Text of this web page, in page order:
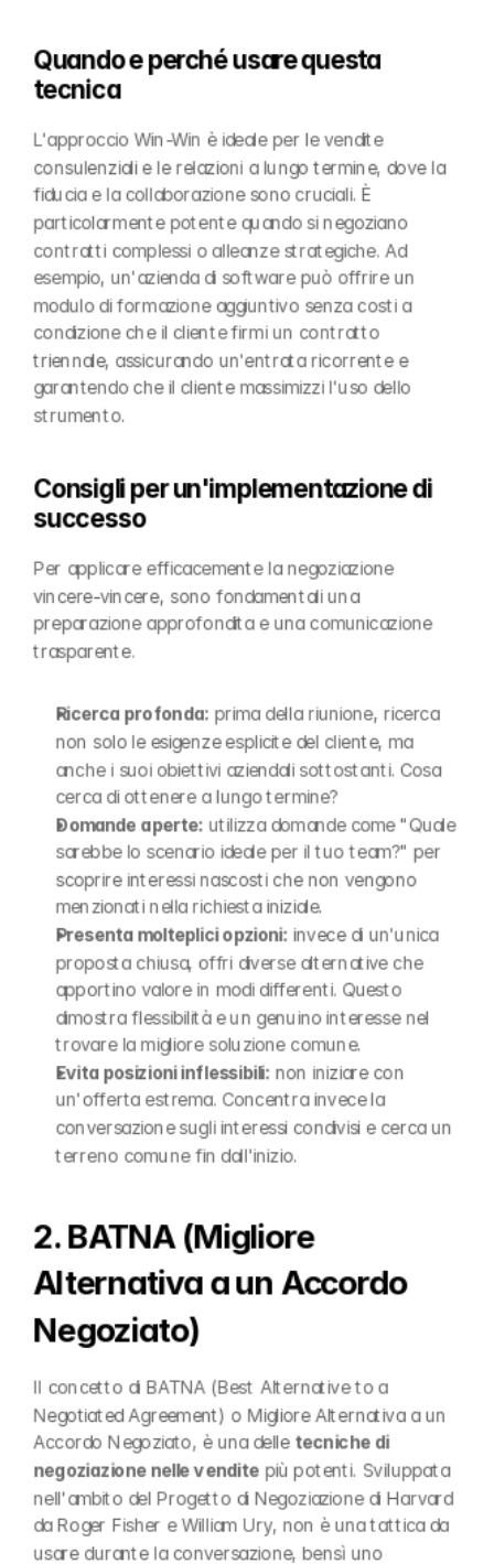
Quando e perché usare questa
tecnica
L'approccio Win-Win è ideale per le vendite
consulenziali e le relazioni a lungo termine, dove la
fiducia e la collaborazione sono cruciali. È
particolarmente potente quando si negoziano
contratti complessi o alleanze strategiche. Ad
esempio, un'azienda di software può offrire un
modulo di formazione aggiuntivo senza costi a
condizione che il cliente firmi un contratto
triennale, assicurando un'entrata ricorrente e
garantendo che il cliente massimizzi l'uso dello
strumento.
Consigli per un'implementazione di
successo
Per applicare efficacemente la negoziazione
vincere-vincere, sono fondamentali una
preparazione approfondita e una comunicazione
trasparente.
Ricerca profonda: prima della riunione, ricerca
non solo le esigenze esplicite del cliente, ma
anche i suoi obiettivi aziendali sottostanti. Cosa
cerca di ottenere a lungo termine?
Domande aperte: utilizza domande come "Quale
sarebbe lo scenario ideale per il tuo team?" per
scoprire interessi nascosti che non vengono
menzionati nella richiesta iniziale.
Presenta molteplici opzioni: invece di un'unica
proposta chiusa, offri diverse alternative che
apportino valore in modi differenti. Questo
dimostra flessibilità e un genuino interesse nel
trovare la migliore soluzione comune.
Evita posizioni inflessibili: non iniziare con
un'offerta estrema. Concentra invece la
conversazione sugli interessi condivisi e cerca un
terreno comune fin dall'inizio.
2. BATNA (Migliore
Alternativa a un Accordo
Negoziato)
Il concetto di BATNA (Best Alternative to a
Negotiated Agreement) o Migliore Alternativa a un
Accordo Negoziato, è una delle tecniche di
negoziazione nelle vendite più potenti. Sviluppata
nell'ambito del Progetto di Negoziazione di Harvard
da Roger Fisher e William Ury, non è una tattica da
usare durante la conversazione, bensì uno